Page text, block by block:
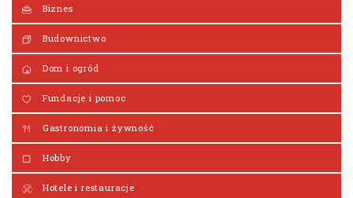
Biznes
Budownictwo
Dom i ogród
Fundacje i pomoc
Gastronomia i żywność
Hobby
Hotele i restauracje